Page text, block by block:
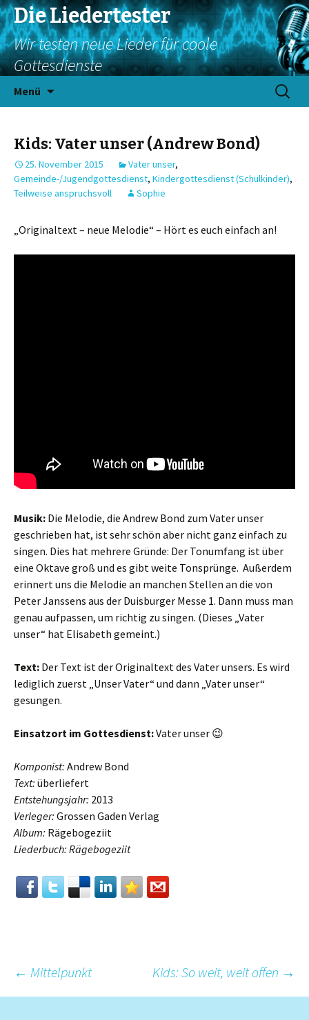
Die Liedertester
Wir testen neue Lieder für coole
Gottesdienste
Menü
Suchen
nach:
Kids: Vater unser (Andrew Bond)
25. November 2015 Vater unser,
Gemeinde-/Jugendgottesdienst, Kindergottesdienst (Schulkinder),
Teilweise anspruchsvoll
Sophie
„Originaltext – neue Melodie“ – Hört es euch einfach an!
Musik: Die Melodie, die Andrew Bond zum Vater unser
geschrieben hat, ist sehr schön aber nicht ganz einfach zu
singen. Dies hat mehrere Gründe: Der Tonumfang ist über
eine Oktave groß und es gibt weite Tonsprünge. Außerdem
erinnert uns die Melodie an manchen Stellen an die von
Peter Janssens aus der Duisburger Messe 1. Dann muss man
genau aufpassen, um richtig zu singen. (Dieses „Vater
unser“ hat Elisabeth gemeint.)
Text: Der Text ist der Originaltext des Vater unsers. Es wird
lediglich zuerst „Unser Vater“ und dann „Vater unser“
gesungen.
Einsatzort im Gottesdienst:Vater unser 😉
Komponist: Andrew Bond
Text: überliefert
Entstehungsjahr: 2013
Verleger: Grossen Gaden Verlag
Album: Rägebogeziit
Liederbuch: Rägebogeziit
Beitrags-
← Mittelpunkt Kids: So weit, weit offen →